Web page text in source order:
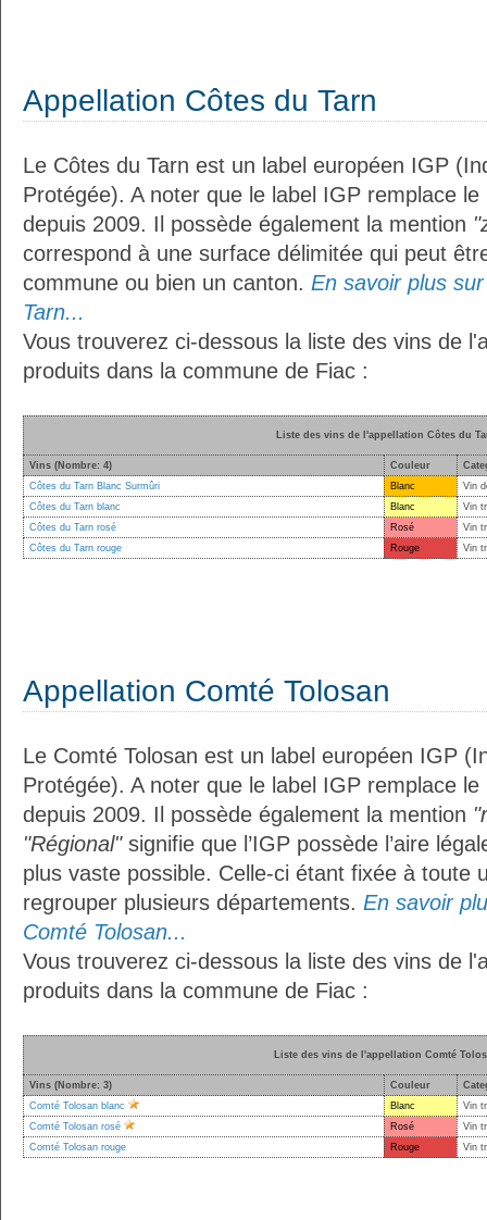
Appellation Côtes du Tarn
Le Côtes du Tarn est un label européen IGP
Protégée). A noter que le label IGP remplace
depuis 2009. Il possède également la mention
correspond à une surface délimitée qui peut
commune ou bien un canton. En savoir plus
Tarn...
Vous trouverez ci-dessous la liste des vins de
produits dans la commune de Fiac :
Liste des vins de l'appellation Côtes du
Vins (Nombre: 4) Couleur
Côtes du Tarn Blanc Surmûri
Blanc
Vin
Côtes du Tarn blanc
Blanc
Vin
Côtes du Tarn rosé
Rosé
Vin
Côtes du Tarn rouge
Rouge Vin
Appellation Comté Tolosan
Le Comté Tolosan est un label européen IGP
Protégée). A noter que le label IGP remplace
depuis 2009. Il possède également la mention
"Régional"signifie que l’IGP possède l’aire
plus vaste possible. Celle-ci étant fixée à toute
regrouper plusieurs départements. En savoir
Comté Tolosan...
Vous trouverez ci-dessous la liste des vins de
produits dans la commune de Fiac :
Liste des vins de l'appellation Comté
Vins (Nombre: 3) Couleur
Comté Tolosan blanc
Blanc
Vin
Comté Tolosan rosé
Rosé
Vin
Comté Tolosan rouge
Rouge Vin